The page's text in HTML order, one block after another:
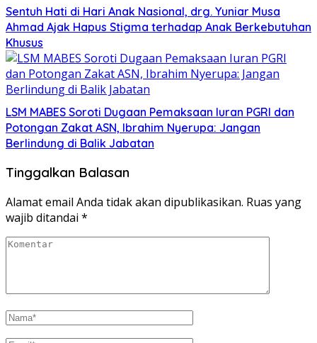
Sentuh Hati di Hari Anak Nasional, drg. Yuniar Musa
Ahmad Ajak Hapus Stigma terhadap Anak Berkebutuhan
Khusus
LSM MABES Soroti Dugaan Pemaksaan Iuran PGRI dan
Potongan Zakat ASN, Ibrahim Nyerupa: Jangan
Berlindung di Balik Jabatan
Tinggalkan Balasan
Alamat email Anda tidak akan dipublikasikan. Ruas yang
wajib ditandai *